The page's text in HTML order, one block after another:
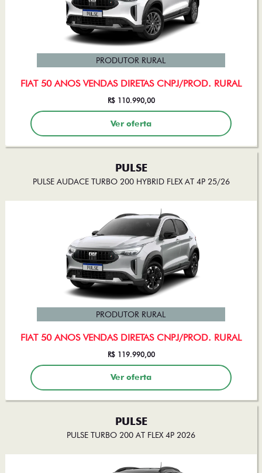
FIAT 50 ANOS VENDAS DIRETAS CNPJ/PROD. RURAL
PRODUTOR RURAL
R$ 110.990,00
Ver oferta
PULSE
PULSE AUDACE TURBO 200 HYBRID FLEX AT 4P 25/26
FIAT 50 ANOS VENDAS DIRETAS CNPJ/PROD. RURAL
PRODUTOR RURAL
R$ 119.990,00
Ver oferta
PULSE
PULSE TURBO 200 AT FLEX 4P 2026